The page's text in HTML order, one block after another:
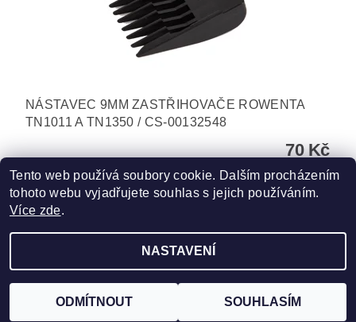
NÁSTAVEC 9MM ZASTŘIHOVAČE ROWENTA
TN1011 A TN1350 / CS-00132548
70 Kč
2026 ©TELUX servis, všechna práva vyhrazenaUpravit nastavení cookies
Tento web používá soubory cookie. Dalším procházením
tohoto webu vyjadřujete souhlas s jejich používáním.
Více zde.
NASTAVENÍ
ODMÍTNOUT SOUHLASÍM